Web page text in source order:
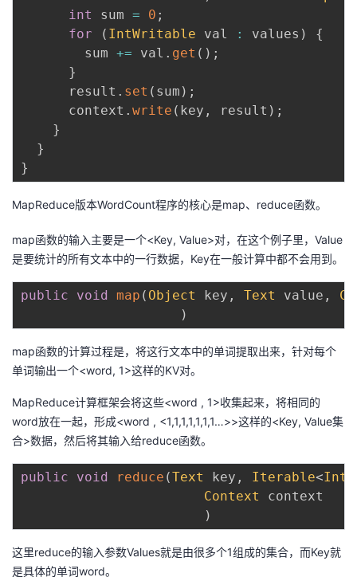
int
sum = 0 ;
for
( IntWritable val : values )
{
        sum
+= val . get ( ) ;
}
      result
. set ( sum ) ;
      context
. write ( key , result ) ;
}
}
}
MapReduce版本WordCount程序的核心是map、reduce函数。
map函数的输入主要是一个<Key, Value>对，在这个例子里，Value
是要统计的所有文本中的一行数据，Key在一般计算中都不会用到。
public void map ( Object key , Text value ,
)
map函数的计算过程是，将这行文本中的单词提取出来，针对每个
单词输出一个<word, 1>这样的KV对。
MapReduce计算框架会将这些<word , 1>收集起来，将相同的
word放在一起，形成<word , <1,1,1,1,1,1,1…>>这样的<Key, Value集
合>数据，然后将其输入给reduce函数。
public void reduce (Text key , Iterable<
Context
context
)
这里reduce的输入参数Values就是由很多个1组成的集合，而Key就
是具体的单词word。